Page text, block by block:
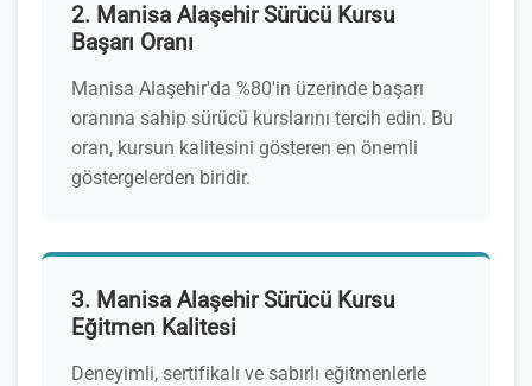
2. Manisa Alaşehir Sürücü Kursu
Başarı Oranı
Manisa Alaşehir'da %80'in üzerinde başarı
oranına sahip sürücü kurslarını tercih edin. Bu
oran, kursun kalitesini gösteren en önemli
göstergelerden biridir.
3. Manisa Alaşehir Sürücü Kursu
Eğitmen Kalitesi
Deneyimli, sertifikalı ve sabırlı eğitmenlerle